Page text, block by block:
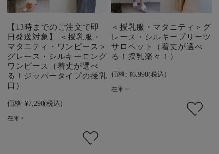
【13時までのご注文で即
日発送対象】 ＜授乳服・
マタニティ・ワンピース＞
グレース・シルキーロング
ワンピース（着丈が選べ
る！ジッパータイプの授乳
口）
価格: ¥7,290(税込)
在庫 ×
＜授乳服・マタニティ＞グ
レース・シルキープリーツ
サロペット（着丈が選べ
る！授乳楽々！）
価格: ¥6,990(税込)
在庫 ×